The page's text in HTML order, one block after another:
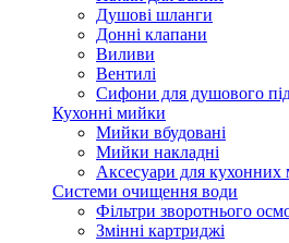
Душові шланги
Донні клапани
Виливи
Вентилі
Сифони для душового
Кухонні мийки
Мийки вбудовані
Мийки накладні
Аксесуари для кухонних
Системи очищення води
Фільтри зворотнього
Змінні картриджі